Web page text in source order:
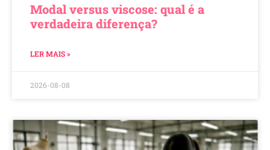
Modal versus viscose: qual é a
verdadeira diferença?
LER MAIS »
2026-08-08